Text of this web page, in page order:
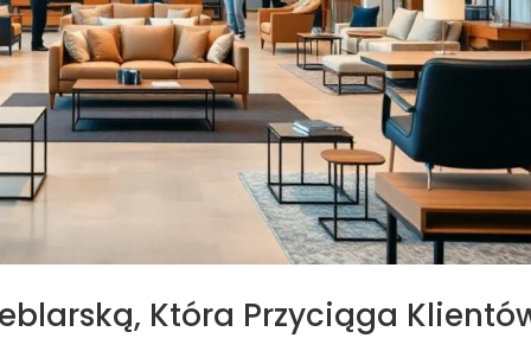
Która Przyciąga